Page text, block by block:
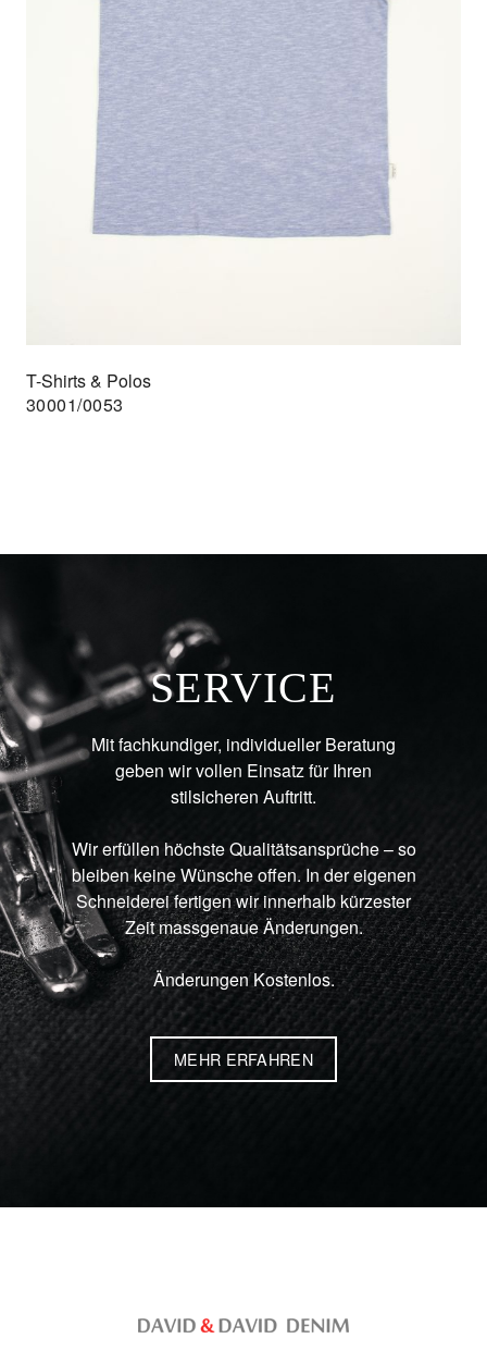
T-Shirts & Polos
30001/0053
SERVICE
Mit fachkundiger, individueller Beratung
geben wir vollen Einsatz für Ihren
stilsicheren Auftritt.
Wir erfüllen höchste Qualitätsansprüche – so
bleiben keine Wünsche offen. In der eigenen
Schneiderei fertigen wir innerhalb kürzester
Zeit massgenaue Änderungen.
Änderungen Kostenlos.
MEHR ERFAHREN